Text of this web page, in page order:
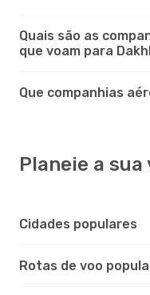
Quais são as
que voam para
Que companhias
Planeie a sua
Cidades populares
Rotas de voo